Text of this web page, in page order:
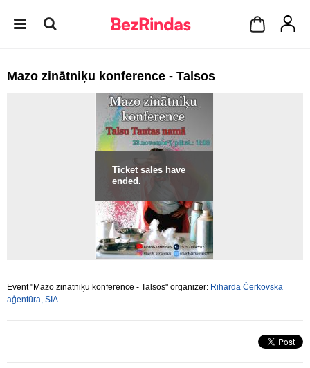
Mazo zinātniķu konference - Talsos
Ticket sales have
ended.
Event "Mazo zinātniķu konference - Talsos" organizer: Riharda Čerkovska
aģentūra, SIA